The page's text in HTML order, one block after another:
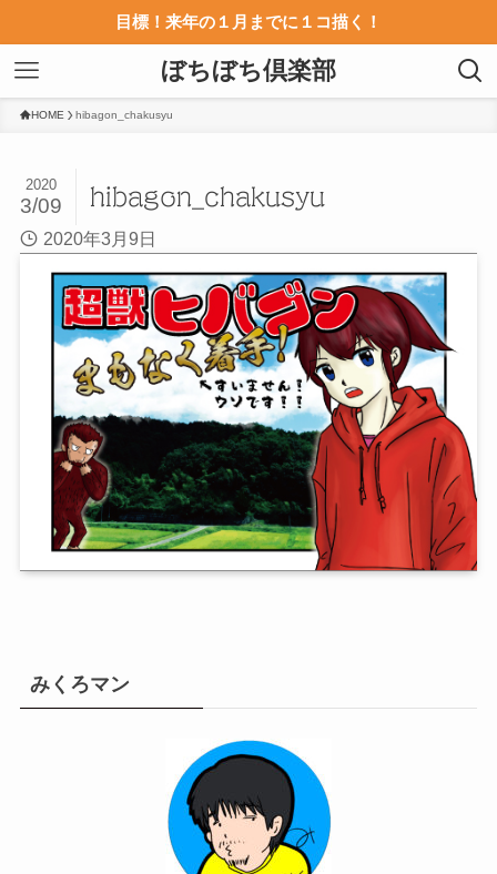
目標！来年の１月までに１コ描く！
ぼちぼち倶楽部
HOME hibagon_chakusyu
hibagon_chakusyu
2020
3/09
2020年3月9日
みくろマン